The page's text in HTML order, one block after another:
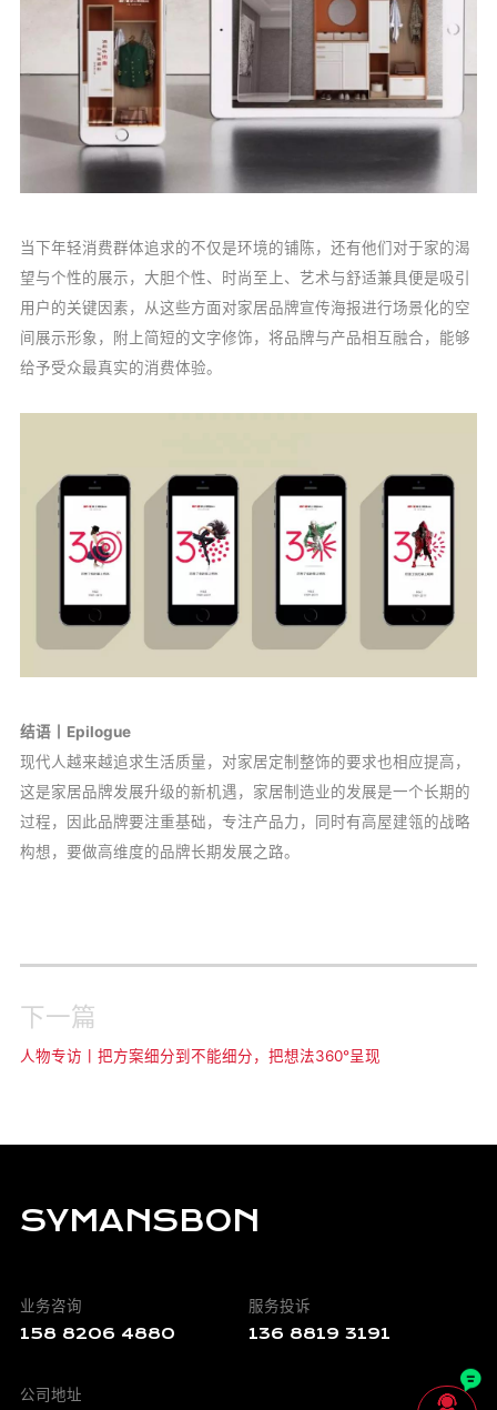
当下年轻消费群体追求的不仅是环境的铺陈，还有他们对于家的渴
望与个性的展示，大胆个性、时尚至上、艺术与舒适兼具便是吸引
用户的关键因素，从这些方面对家居品牌宣传海报进行场景化的空
间展示形象，附上简短的文字修饰，将品牌与产品相互融合，能够
给予受众最真实的消费体验。
结语丨Epilogue
现代人越来越追求生活质量，对家居定制整饰的要求也相应提高，
这是家居品牌发展升级的新机遇，家居制造业的发展是一个长期的
过程，因此品牌要注重基础，专注产品力，同时有高屋建瓴的战略
构想，要做高维度的品牌长期发展之路。
下一篇
人物专访丨把方案细分到不能细分，把想法360°呈现
SYMANSBON
业务咨询
158 8206 4880
服务投诉
136 8819 3191
公司地址 
